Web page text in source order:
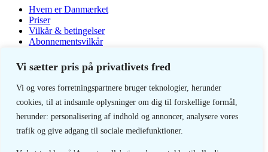
Vi sætter pris på privatlivets fred
Vi og vores forretningspartnere bruger teknologier, herunder
cookies, til at indsamle oplysninger om dig til forskellige formål,
herunder: personalisering af indhold og annoncer, analysere vores
trafik og give adgang til sociale mediefunktioner.
Hvem er Danmærket
Priser
Vilkår & betingelser
Abonnementsvilkår
Copyright 2026 - Danmærket
Danmærket
Kronprinsensgade 75
6700 Esbjerg